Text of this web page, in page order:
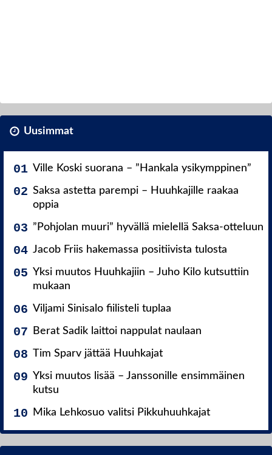
Uusimmat
Ville Koski suorana – ”Hankala ysikymppinen”
Saksa astetta parempi – Huuhkajille raakaa
oppia
”Pohjolan muuri” hyvällä mielellä Saksa-otteluun
Jacob Friis hakemassa positiivista tulosta
Yksi muutos Huuhkajiin – Juho Kilo kutsuttiin
mukaan
Viljami Sinisalo fiilisteli tuplaa
Berat Sadik laittoi nappulat naulaan
Tim Sparv jättää Huuhkajat
Yksi muutos lisää – Janssonille ensimmäinen
kutsu
Mika Lehkosuo valitsi Pikkuhuuhkajat